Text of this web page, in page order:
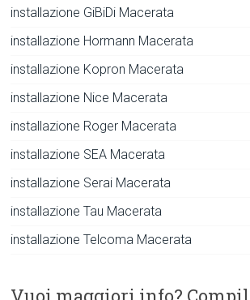
installazione GiBiDi Macerata
installazione Hormann Macerata
installazione Kopron Macerata
installazione Nice Macerata
installazione Roger Macerata
installazione SEA Macerata
installazione Serai Macerata
installazione Tau Macerata
installazione Telcoma Macerata
Vuoi maggiori info?